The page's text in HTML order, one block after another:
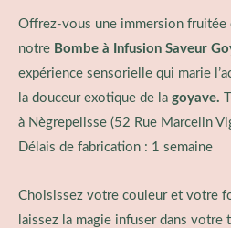
Offrez-vous une immersion fruitée
notre Bombe à Infusion Saveur
expérience sensorielle qui marie
la douceur exotique de la goyave.
à Nègrepelisse (52 Rue Marcelin
Délais de fabrication : 1 semaine
Choisissez votre couleur et votre
laissez la magie infuser dans votre